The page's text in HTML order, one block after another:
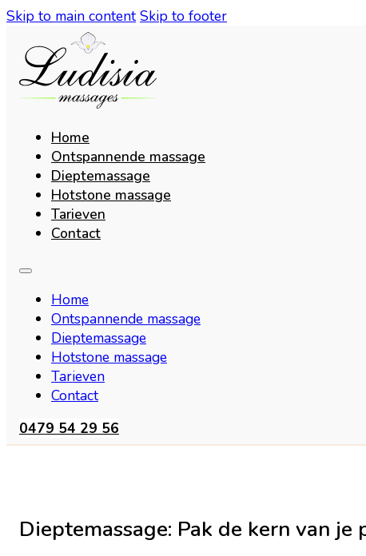
Skip to main content Skip to footer
Home
Ontspannende massage
Dieptemassage
Hotstone massage
Tarieven
Contact
Home
Ontspannende massage
Dieptemassage
Hotstone massage
Tarieven
Contact
0479 54 29 56
Dieptemassage: Pak de kern van je